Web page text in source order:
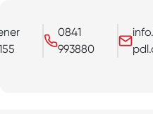
0841
993880